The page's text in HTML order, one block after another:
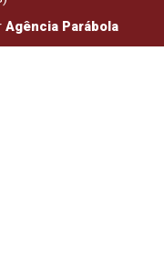
Agência Parábola